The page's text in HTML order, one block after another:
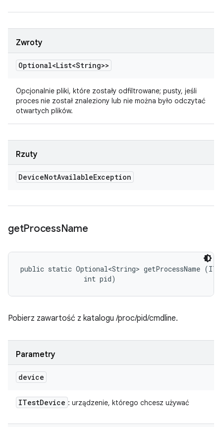
Zwroty
Optional<List<String>>
Opcjonalnie pliki, które zostały odfiltrowane; pusty, jeśli
proces nie został znaleziony lub nie można było odczytać
otwartych plików.
Rzuty
DeviceNotAvailableException
getProcessName
public static Optional<String> getProcessName
                int pid)
Pobierz zawartość z katalogu /proc/pid/cmdline.
Parametry
device
ITestDevice : urządzenie, którego chcesz używać